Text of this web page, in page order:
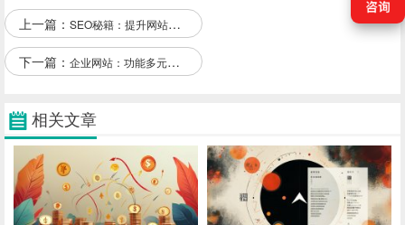
上一篇： SEO秘籍：提升网站排名的黄金法则！
下一篇： 企业网站：功能多元，持续完善！
相关文章